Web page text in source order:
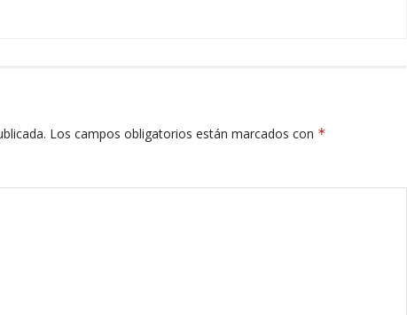
Los campos obligatorios están marcados con *